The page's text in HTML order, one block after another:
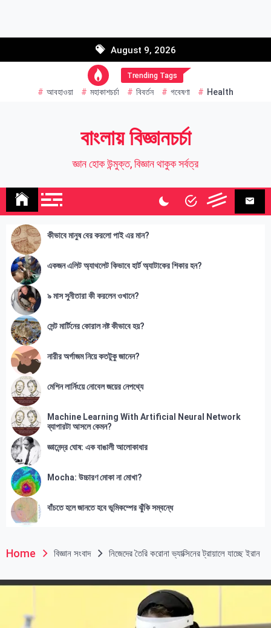
August 9, 2026
Trending Tags
আবহাওয়া মহাকাশচর্চা বিবর্তন গবেষণা Health
বাংলায় বিজ্ঞানচর্চা
জ্ঞান হোক উন্মুক্ত, বিজ্ঞান থাকুক সর্বত্র
কীভাবে মানুষ বের করলো পাই এর মান?
একজন এলিট অ্যাথলেট কিভাবে হার্ট অ্যাটাকের শিকার হন?
৯ মাস সুনীতারা কী করলেন ওখানে?
সেন্ট মার্টিনের কোরাল নষ্ট কীভাবে হয়?
নারীর অর্গাজম নিয়ে কতটুকু জানেন?
মেশিন লার্নিংয়ে নোবেল জয়ের নেপথ্যে
Machine Learning With Artificial Neural Network
ব্যাপারটা আসলে কেমন?
জ্ঞানেন্দ্র ঘোষ: এক বাঙালী আলোকাধার
Mocha: উচ্চারণ মোকা না মোখা?
বাঁচতে হলে জানতে হবে ভূমিকম্পের ঝুঁকি সম্বন্ধে
Home বিজ্ঞান সংবাদ নিজেদের তৈরি করোনা ভ্যাক্সিনের ট্রায়ালে যাচ্ছে ইরান